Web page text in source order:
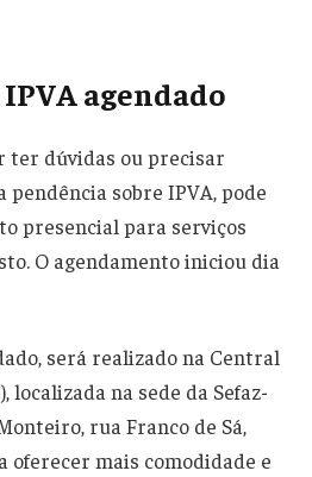
agendado
ter dúvidas ou precisar
sobre IPVA, pode
presencial para serviços
O agendamento iniciou dia
será realizado na Central
localizada na sede da Sefaz-
rua Franco de Sá,
oferecer mais comodidade e